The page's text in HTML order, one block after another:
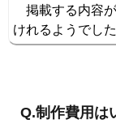
掲載する内容
けれるようでし
Q.制作費用は